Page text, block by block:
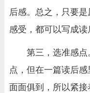
后感。总之，只要
感受，都可以写成读
第三，选准感
点，但在一篇读后
面面俱到，所以紧